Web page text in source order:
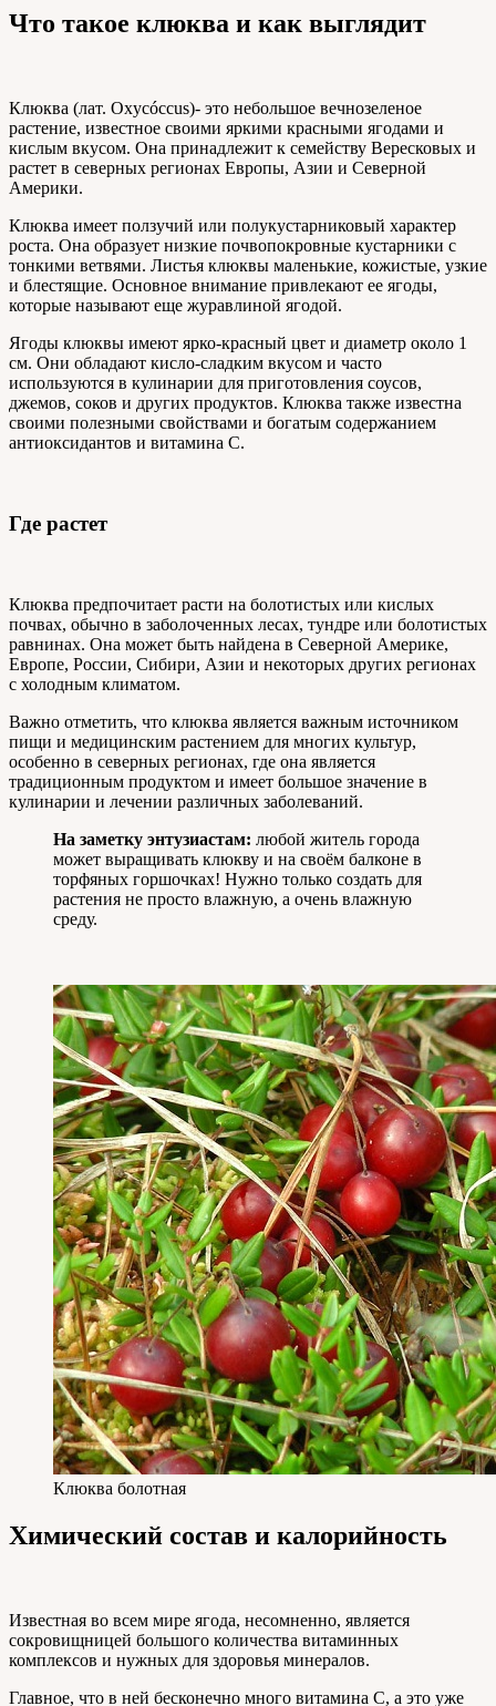
Что такое клюква и как выглядит
Клюква (лат. Oxycóccus)- это небольшое вечнозеленое
растение, известное своими яркими красными ягодами и
кислым вкусом. Она принадлежит к семейству Вересковых и
растет в северных регионах Европы, Азии и Северной
Америки.
Клюква имеет ползучий или полукустарниковый характер
роста. Она образует низкие почвопокровные кустарники с
тонкими ветвями. Листья клюквы маленькие, кожистые, узкие
и блестящие. Основное внимание привлекают ее ягоды,
которые называют еще журавлиной ягодой.
Ягоды клюквы имеют ярко-красный цвет и диаметр около 1
см. Они обладают кисло-сладким вкусом и часто
используются в кулинарии для приготовления соусов,
джемов, соков и других продуктов. Клюква также известна
своими полезными свойствами и богатым содержанием
антиоксидантов и витамина С.
Где растет
Клюква предпочитает расти на болотистых или кислых
почвах, обычно в заболоченных лесах, тундре или болотистых
равнинах. Она может быть найдена в Северной Америке,
Европе, России, Сибири, Азии и некоторых других регионах
с холодным климатом.
Важно отметить, что клюква является важным источником
пищи и медицинским растением для многих культур,
особенно в северных регионах, где она является
традиционным продуктом и имеет большое значение в
кулинарии и лечении различных заболеваний.
На заметку энтузиастам: любой житель города
может выращивать клюкву и на своём балконе в
торфяных горшочках! Нужно только создать для
растения не просто влажную, а очень влажную
среду.
Клюква болотная
Химический состав и калорийность
Известная во всем мире ягода, несомненно, является
сокровищницей большого количества витаминных
комплексов и нужных для здоровья минералов.
Главное, что в ней бесконечно много витамина С, а это уже